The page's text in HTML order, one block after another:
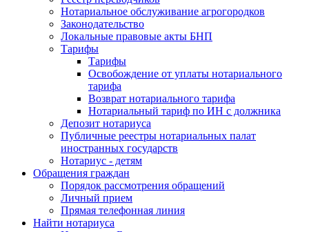
Нотариальное обслуживание агрогородков
Законодательство
Локальные правовые акты БНП
Тарифы
Тарифы
Освобождение от уплаты нотариального
тарифа
Возврат нотариального тарифа
Нотариальный тариф по ИН с должника
Депозит нотариуса
Публичные реестры нотариальных палат
иностранных государств
Нотариус - детям
Обращения граждан
Порядок рассмотрения обращений
Личный прием
Прямая телефонная линия
Найти нотариуса